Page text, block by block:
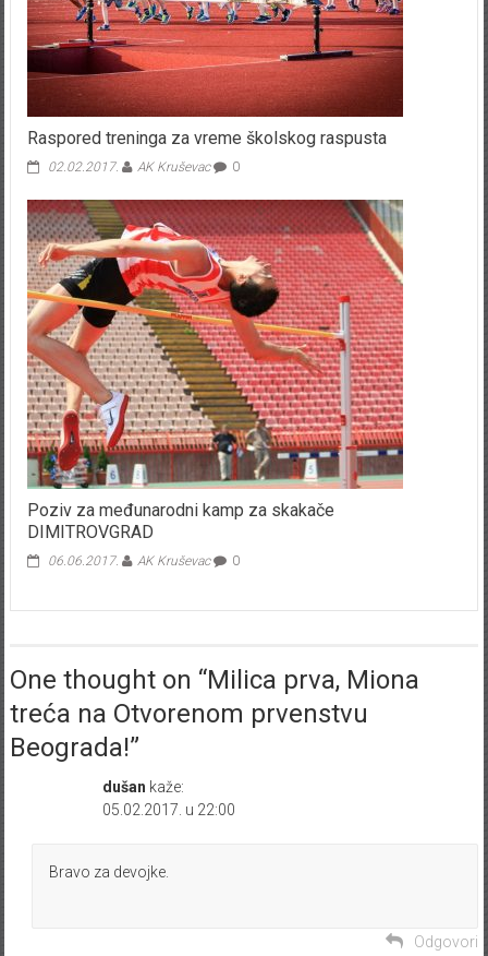
Raspored treninga za vreme školskog raspusta
02.02.2017. AK Kruševac 0
Poziv za međunarodni kamp za skakače
DIMITROVGRAD
06.06.2017. AK Kruševac 0
One thought on “Milica prva, Miona
treća na Otvorenom prvenstvu
Beograda!”
dušan kaže:
05.02.2017. u 22:00
Bravo za devojke.
Odgovori